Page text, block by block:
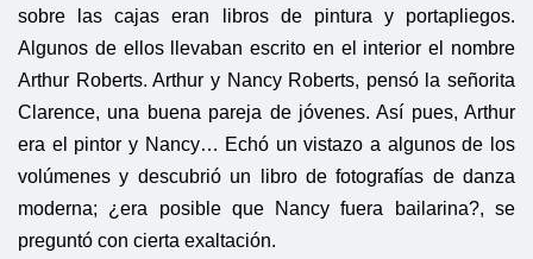
sobre las cajas eran libros de pintura y portapliegos.
Algunos de ellos llevaban escrito en el interior el nombre
Arthur Roberts. Arthur y Nancy Roberts, pensó la señorita
Clarence, una buena pareja de jóvenes. Así pues, Arthur
era el pintor y Nancy… Echó un vistazo a algunos de los
volúmenes y descubrió un libro de fotografías de danza
moderna; ¿era posible que Nancy fuera bailarina?, se
preguntó con cierta exaltación.